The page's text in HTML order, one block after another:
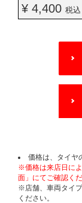
¥ 4,400 税込
OPTIONS
価格は、タイヤ
※価格は来店日に
面」にてご確認くだ
※店舗、車両タイ
ください。